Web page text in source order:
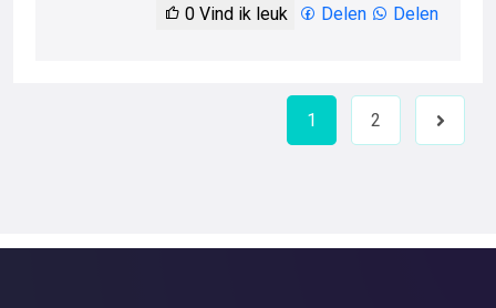
0 Vind ik leuk Delen Delen
1 2
Next